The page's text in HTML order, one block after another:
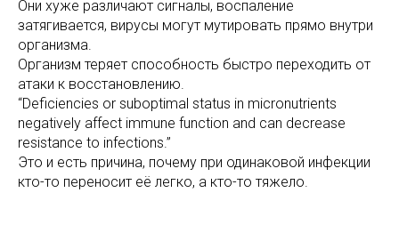
Они хуже различают сигналы, воспаление
затягивается, вирусы могут мутировать прямо внутри
организма.
Организм теряет способность быстро переходить от
атаки к восстановлению.
“Deficiencies or suboptimal status in micronutrients
negatively affect immune function and can decrease
resistance to infections.”
Это и есть причина, почему при одинаковой инфекции
кто-то переносит её легко, а кто-то тяжело.